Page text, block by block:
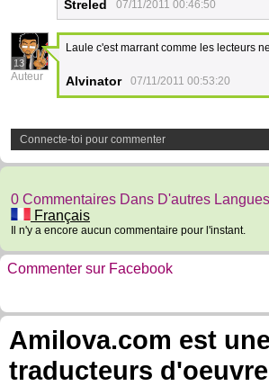
Streled 07/11/2011 00:46:50
13
Auteur
Laule c'est marrant comme les lecteurs
Alvinator 07/11/2011 00:53:20
Connecte-toi pour commenter
0 Commentaires Dans D'autres
Français
Il n'y a encore aucun commentaire pour l'instant.
Commenter sur Facebook
Amilova.com est
traducteurs